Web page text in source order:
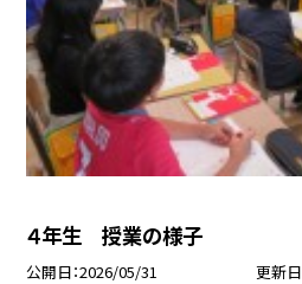
４年生 授業の様子
公開日 2026/05/31 更新日